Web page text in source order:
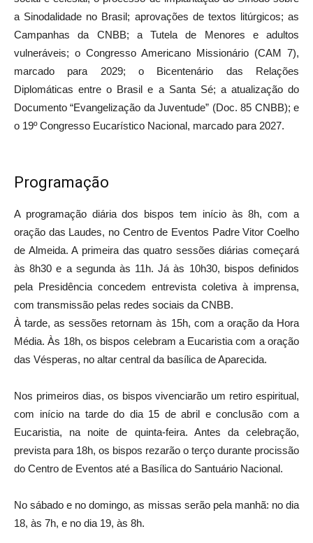
a Sinodalidade no Brasil; aprovações de textos litúrgicos; as
Campanhas da CNBB; a Tutela de Menores e adultos
vulneráveis; o Congresso Americano Missionário (CAM 7),
marcado para 2029; o Bicentenário das Relações
Diplomáticas entre o Brasil e a Santa Sé; a atualização do
Documento “Evangelização da Juventude” (Doc. 85 CNBB); e
o 19º Congresso Eucarístico Nacional, marcado para 2027.
Programação
A programação diária dos bispos tem início às 8h, com a
oração das Laudes, no Centro de Eventos Padre Vitor Coelho
de Almeida. A primeira das quatro sessões diárias começará
às 8h30 e a segunda às 11h. Já às 10h30, bispos definidos
pela Presidência concedem entrevista coletiva à imprensa,
com transmissão pelas redes sociais da CNBB.
À tarde, as sessões retornam às 15h, com a oração da Hora
Média. Às 18h, os bispos celebram a Eucaristia com a oração
das Vésperas, no altar central da basílica de Aparecida.
Nos primeiros dias, os bispos vivenciarão um retiro espiritual,
com início na tarde do dia 15 de abril e conclusão com a
Eucaristia, na noite de quinta-feira. Antes da celebração,
prevista para 18h, os bispos rezarão o terço durante procissão
do Centro de Eventos até a Basílica do Santuário Nacional.
No sábado e no domingo, as missas serão pela manhã: no dia
18, às 7h, e no dia 19, às 8h.